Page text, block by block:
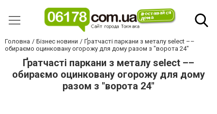
Головна Бізнес новини
Ґратчасті паркани з металу select ––
обираємо оцинковану огорожу для дому разом з "ворота 24"
Ґратчасті паркани з металу select ––
обираємо оцинковану огорожу для дому
разом з "ворота 24"